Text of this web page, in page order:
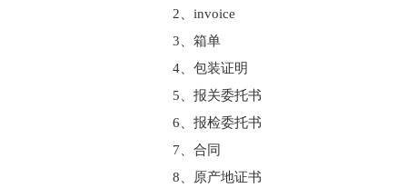
2、invoice
3、箱单
4、包装证明
5、报关委托书
6、报检委托书
7、合同
8、原产地证书